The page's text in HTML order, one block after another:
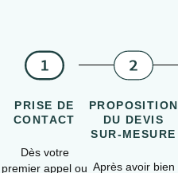
PRISE DE
CONTACT
Dès votre
premier appel ou
PROPOSITION
DU DEVIS
SUR-MESURE
Après avoir bien